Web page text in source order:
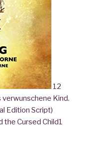
12
Kind.
Edition Script)
the Cursed Child1